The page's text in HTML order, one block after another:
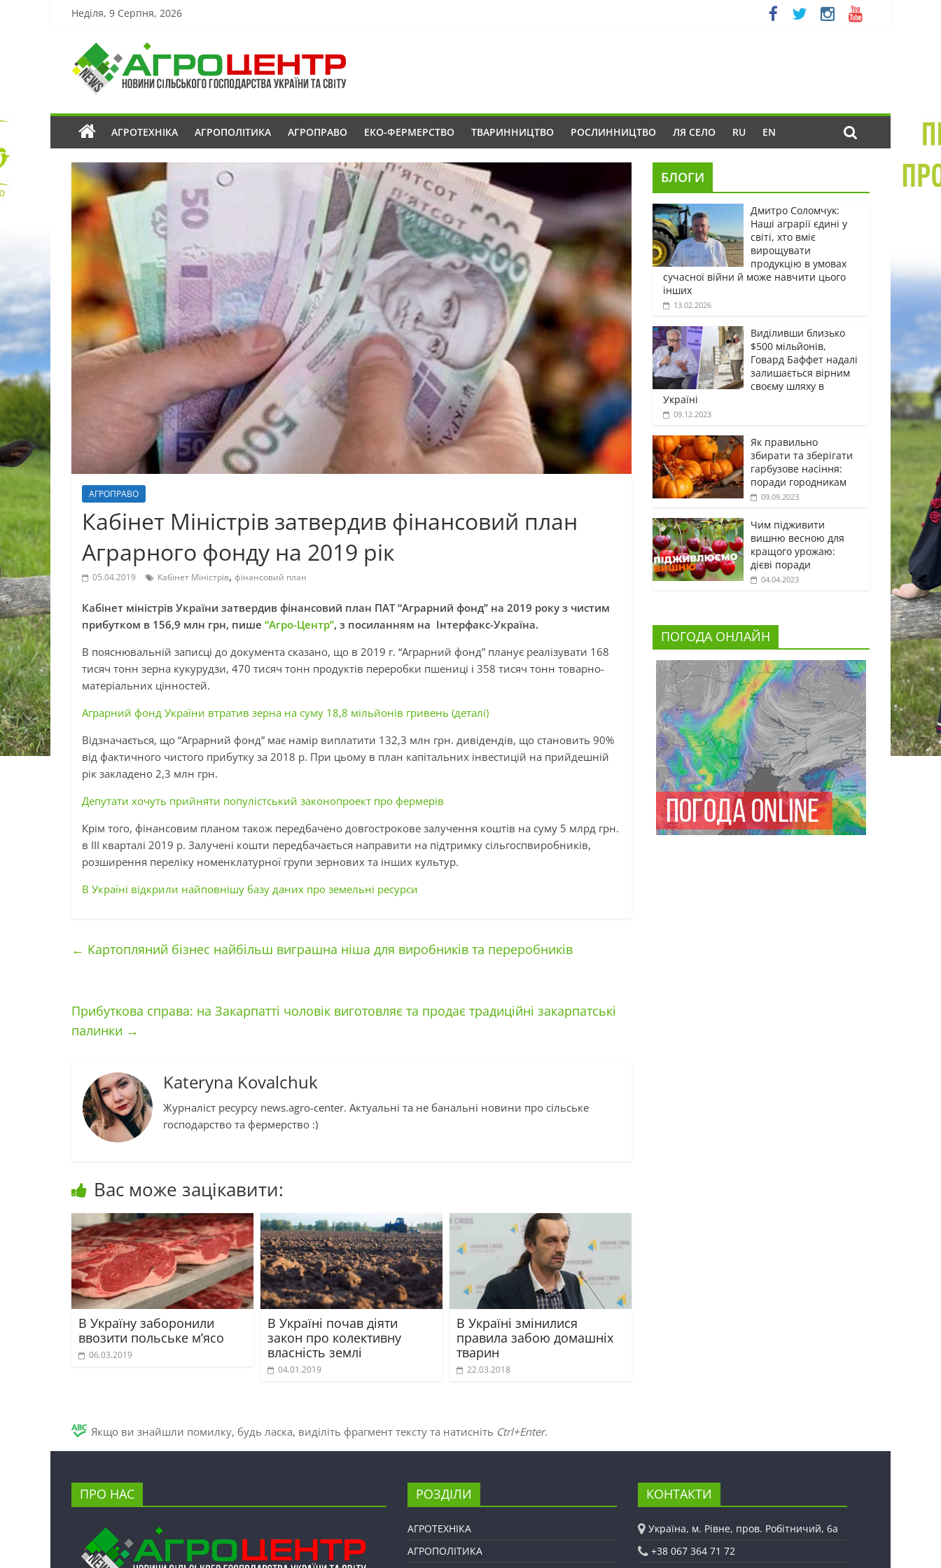
Неділя, 9 Серпня, 2026
АГРОТЕХНІКА АГРОПОЛІТИКА АГРОПРАВО ЕКО-ФЕРМЕРСТВО ТВАРИННИЦТВО РОСЛИННИЦТВО ЛЯ СЕЛО RU EN
АГРОПРАВО
Кабінет Міністрів затвердив фінансовий план
Аграрного фонду на 2019 рік
05.04.2019 Кабінет Міністрів, фінансовий план
Кабінет міністрів України затвердив фінансовий план ПАТ “Аграрний фонд” на 2019 року з чистим
прибутком в 156,9 млн грн, пише “Агро-Центр”, з посиланням на Інтерфакс-Україна.
В пояснювальній записці до документа сказано, що в 2019 г. “Аграрний фонд” планує реалізувати 168
тисяч тонн зерна кукурудзи, 470 тисяч тонн продуктів переробки пшениці і 358 тисяч тонн товарно-
матеріальних цінностей.
Аграрний фонд України втратив зерна на суму 18,8 мільйонів гривень (деталі)
Відзначається, що “Аграрний фонд” має намір виплатити 132,3 млн грн. дивідендів, що становить 90%
від фактичного чистого прибутку за 2018 р. При цьому в план капітальних інвестицій на прийдешній
рік закладено 2,3 млн грн.
Депутати хочуть прийняти популістський законопроект про фермерів
Крім того, фінансовим планом також передбачено довгострокове залучення коштів на суму 5 млрд грн.
в III кварталі 2019 р. Залучені кошти передбачається направити на підтримку сільгоспвиробників,
розширення переліку номенклатурної групи зернових та інших культур.
В Україні відкрили найповнішу базу даних про земельні ресурси
← Картопляний бізнес найбільш виграшна ніша для виробників та переробників
Прибуткова справа: на Закарпатті чоловік виготовляє та продає традиційні закарпатські
палинки →
Kateryna Kovalchuk
Журналіст ресурсу news.agro-center. Актуальні та не банальні новини про сільське
господарство та фермерство :)
Вас може зацікавити:
В Україну заборонили
ввозити польське м’ясо
06.03.2019
В Україні почав діяти
закон про колективну
власність землі
04.01.2019
В Україні змінилися
правила забою домашніх
тварин
22.03.2018
БЛОГИ
Дмитро Соломчук:
Наші аграрії єдині у
світі, хто вміє
вирощувати
продукцію в умовах
сучасної війни й може навчити цього
інших
13.02.2026
Виділивши близько
$500 мільйонів,
Говард Баффет надалі
залишається вірним
своєму шляху в
Україні
09.12.2023
Як правильно
збирати та зберігати
гарбузове насіння:
поради городникам
09.09.2023
Чим підживити
вишню весною для
кращого урожаю:
дієві поради
04.04.2023
ПОГОДА ОНЛАЙН
Якщо ви знайшли помилку, будь ласка, виділіть фрагмент тексту та натисніть Ctrl+Enter.
ПРО НАС РОЗДІЛИ
АГРОТЕХНІКА
АГРОПОЛІТИКА
КОНТАКТИ
Україна, м. Рівне, пров. Робітничий, 6а
+38 067 364 71 72